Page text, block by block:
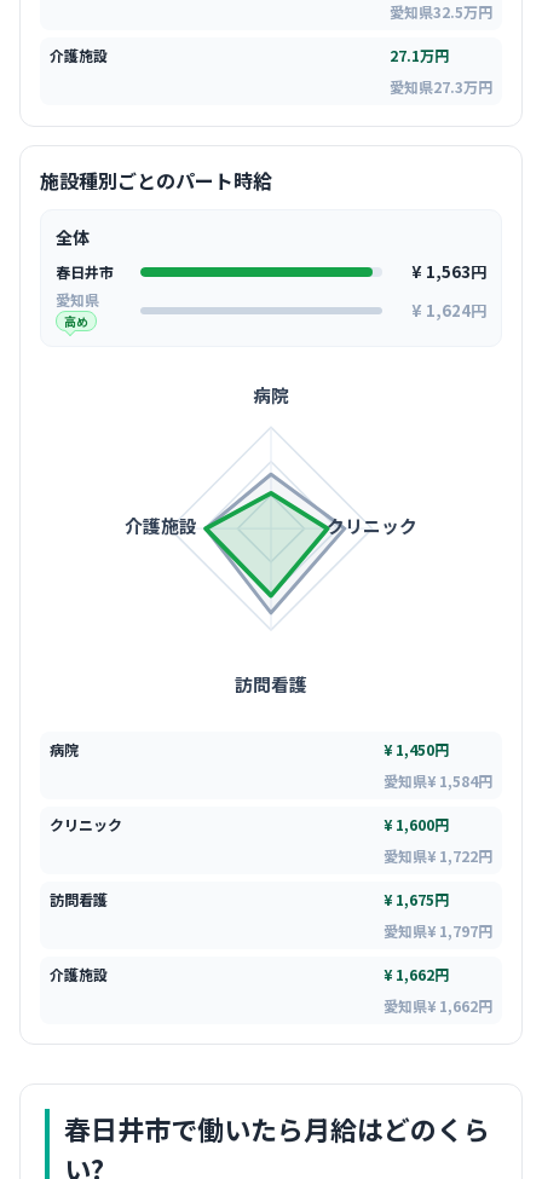
愛知県32.5万円
介護施設
27.1万円
愛知県27.3万円
施設種別ごとのパート時給
全体
春日井市 ¥ 1,563円
愛知県
高め ¥ 1,624円
病院
クリニック
訪問看護
介護施設
病院
¥ 1,450円
愛知県¥ 1,584円
クリニック
¥ 1,600円
愛知県¥ 1,722円
訪問看護
¥ 1,675円
愛知県¥ 1,797円
介護施設
¥ 1,662円
愛知県¥ 1,662円
春日井市で働いたら月給はどのくら
い?